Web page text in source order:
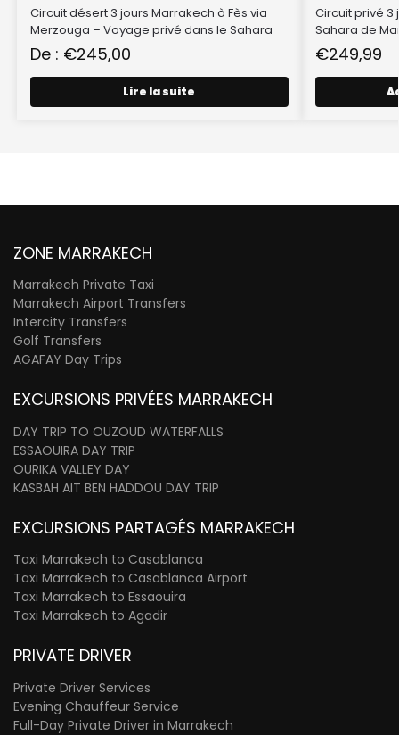
Circuit désert 3 jours Marrakech à Fès via
Merzouga – Voyage privé dans le Sahara
De : €245,00
Lire la suite
Circuit privé 3
Sahara de
€249,99
ZONE MARRAKECH
Marrakech Private Taxi
Marrakech Airport Transfers
Intercity Transfers
Golf Transfers
AGAFAY Day Trips
EXCURSIONS PRIVÉES MARRAKECH
DAY TRIP TO OUZOUD WATERFALLS
ESSAOUIRA DAY TRIP
OURIKA VALLEY DAY
KASBAH AIT BEN HADDOU DAY TRIP
EXCURSIONS PARTAGÉS MARRAKECH
Taxi Marrakech to Casablanca
Taxi Marrakech to Casablanca Airport
Taxi Marrakech to Essaouira
Taxi Marrakech to Agadir
PRIVATE DRIVER
Private Driver Services
Evening Chauffeur Service
Full-Day Private Driver in Marrakech